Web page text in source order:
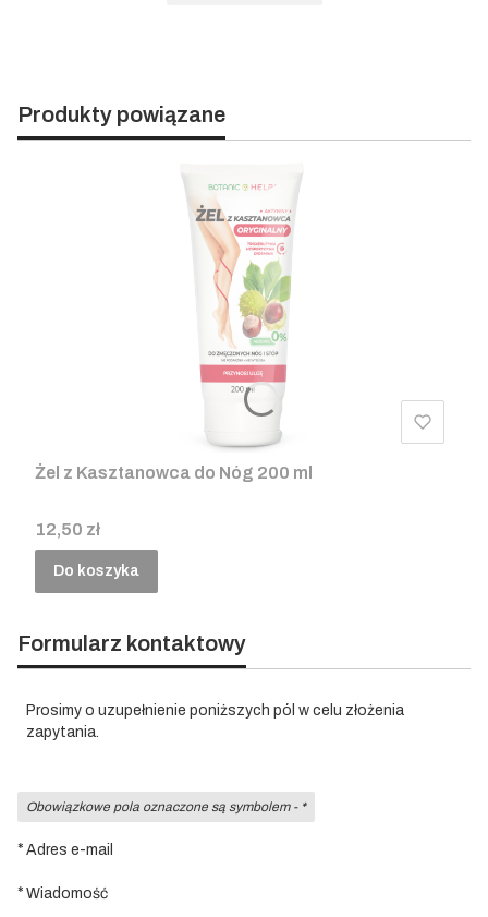
Produkty powiązane
Żel z Kasztanowca do Nóg 200 ml
Cena
12,50 zł
Do koszyka
Formularz kontaktowy
Prosimy o uzupełnienie poniższych pól w celu złożenia
zapytania.
Obowiązkowe pola oznaczone są symbolem - *
* Adres e-mail
* Wiadomość